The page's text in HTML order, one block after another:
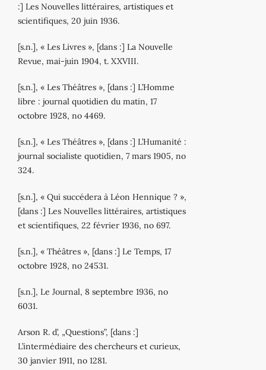
:] Les Nouvelles littéraires, artistiques et
scientifiques, 20 juin 1936.
[s.n.], « Les Livres », [dans :] La Nouvelle
Revue, mai‐juin 1904, t. XXVIII.
[s.n.], « Les Théâtres », [dans :] L’Homme
libre : journal quotidien du matin, 17
octobre 1928, no 4469.
[s.n.], « Les Théâtres », [dans :] L’Humanité :
journal socialiste quotidien, 7 mars 1905, no
324.
[s.n.], « Qui succédera à Léon Hennique ? »,
[dans :] Les Nouvelles littéraires, artistiques
et scientifiques, 22 février 1936, no 697.
[s.n.], « Théâtres », [dans :] Le Temps, 17
octobre 1928, no 24531.
[s.n.], Le Journal, 8 septembre 1936, no
6031.
Arson R. d’, „Questions”, [dans :]
L’intermédiaire des chercheurs et curieux,
30 janvier 1911, no 1281.